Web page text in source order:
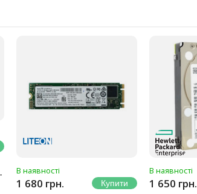
В наявності
1 680 грн.
В наявності
1 650 грн.